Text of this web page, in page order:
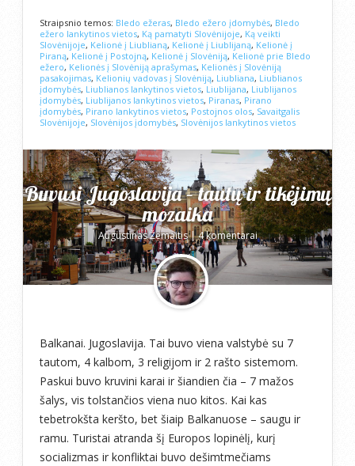
Straipsnio temos: Bledo ežeras, Bledo ežero įdomybės, Bledo
ežero lankytinos vietos, Ką pamatyti Slovėnijoje, Ką veikti
Slovėnijoje, Kelionė į Liublianą, Kelionė į Liublijaną, Kelionė į
Piraną, Kelionė į Postojną, Kelionė į Slovėniją, Kelionė prie Bledo
ežero, Kelionės į Slovėniją aprašymas, Kelionės į Slovėniją
pasakojimas, Kelionių vadovas į Slovėniją, Liubliana, Liublianos
įdomybės, Liublianos lankytinos vietos, Liublijana, Liublijanos
įdomybės, Liublijanos lankytinos vietos, Piranas, Pirano
įdomybės, Pirano lankytinos vietos, Postojnos olos, Savaitgalis
Slovėnijoje, Slovėnijos įdomybės, Slovėnijos lankytinos vietos
Buvusi Jugoslavija – tautų ir tikėjimų
mozaika
Augustinas Žemaitis|4 komentarai
Balkanai. Jugoslavija. Tai buvo viena valstybė su 7
tautom, 4 kalbom, 3 religijom ir 2 rašto sistemom.
Paskui buvo kruvini karai ir šiandien čia – 7 mažos
šalys, vis tolstančios viena nuo kitos. Kai kas
tebetrokšta keršto, bet šiaip Balkanuose – saugu ir
ramu. Turistai atranda šį Europos lopinėlį, kurį
socializmas ir konfliktai buvo dešimtmečiams